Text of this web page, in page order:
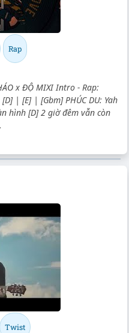
Rap
x ĐỘ MIXI Intro - Rap:
| [E] | [Gbm] PHÚC DU: Yah
hình [D] 2 giờ đêm vẫn còn
Twist